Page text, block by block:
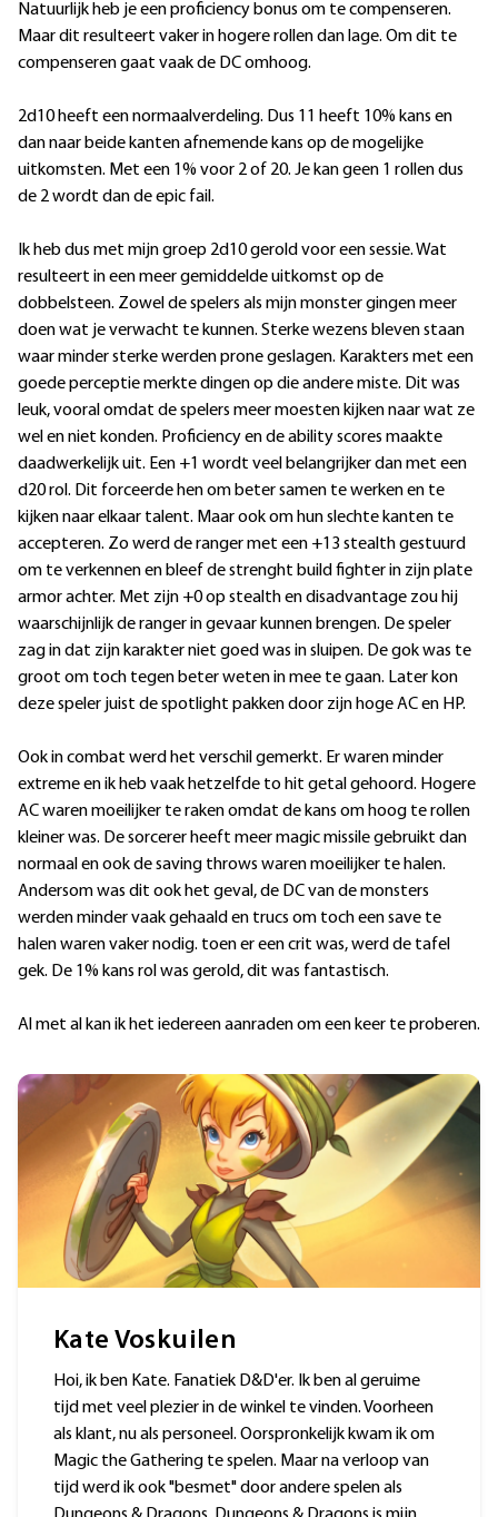
Natuurlijk heb je een proficiency bonus om te compenseren.
Maar dit resulteert vaker in hogere rollen dan lage. Om dit te
compenseren gaat vaak de DC omhoog.
2d10 heeft een normaalverdeling. Dus 11 heeft 10% kans en
dan naar beide kanten afnemende kans op de mogelijke
uitkomsten. Met een 1% voor 2 of 20. Je kan geen 1 rollen dus
de 2 wordt dan de epic fail.
Ik heb dus met mijn groep 2d10 gerold voor een sessie. Wat
resulteert in een meer gemiddelde uitkomst op de
dobbelsteen. Zowel de spelers als mijn monster gingen meer
doen wat je verwacht te kunnen. Sterke wezens bleven staan
waar minder sterke werden prone geslagen. Karakters met een
goede perceptie merkte dingen op die andere miste. Dit was
leuk, vooral omdat de spelers meer moesten kijken naar wat ze
wel en niet konden. Proficiency en de ability scores maakte
daadwerkelijk uit. Een +1 wordt veel belangrijker dan met een
d20 rol. Dit forceerde hen om beter samen te werken en te
kijken naar elkaar talent. Maar ook om hun slechte kanten te
accepteren. Zo werd de ranger met een +13 stealth gestuurd
om te verkennen en bleef de strenght build fighter in zijn plate
armor achter. Met zijn +0 op stealth en disadvantage zou hij
waarschijnlijk de ranger in gevaar kunnen brengen. De speler
zag in dat zijn karakter niet goed was in sluipen. De gok was te
groot om toch tegen beter weten in mee te gaan. Later kon
deze speler juist de spotlight pakken door zijn hoge AC en HP.
Ook in combat werd het verschil gemerkt. Er waren minder
extreme en ik heb vaak hetzelfde to hit getal gehoord. Hogere
AC waren moeilijker te raken omdat de kans om hoog te rollen
kleiner was. De sorcerer heeft meer magic missile gebruikt dan
normaal en ook de saving throws waren moeilijker te halen.
Andersom was dit ook het geval, de DC van de monsters
werden minder vaak gehaald en trucs om toch een save te
halen waren vaker nodig. toen er een crit was, werd de tafel
gek. De 1% kans rol was gerold, dit was fantastisch.
Al met al kan ik het iedereen aanraden om een keer te proberen.
Kate Voskuilen
Hoi, ik ben Kate. Fanatiek D&D'er. Ik ben al geruime
tijd met veel plezier in de winkel te vinden. Voorheen
als klant, nu als personeel. Oorspronkelijk kwam ik om
Magic the Gathering te spelen. Maar na verloop van
tijd werd ik ook "besmet" door andere spelen als